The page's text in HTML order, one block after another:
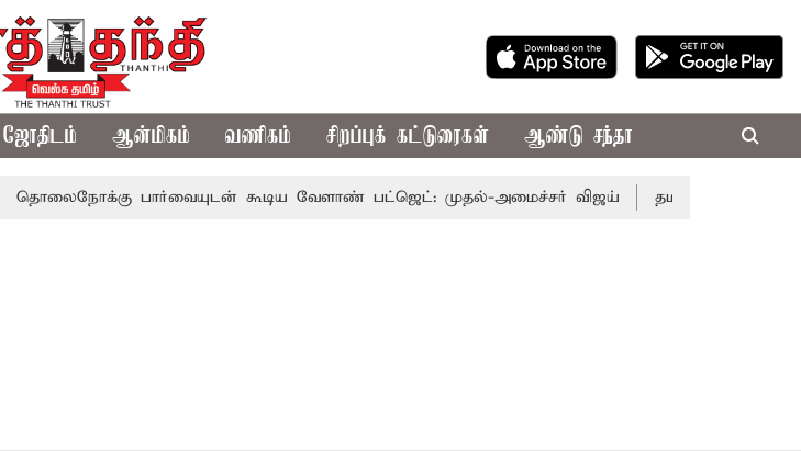
ஜோதிடம் ஆன்மிகம் வணிகம் சிறப்புக் கட்டுரைகள் ஆண்டு சந்தா
தொலைநோக்கு பார்வையுடன் கூடிய வேளாண் பட்ஜெட்: முதல்-அமைச்சர் விஜய் தமிழக அரசியலில்